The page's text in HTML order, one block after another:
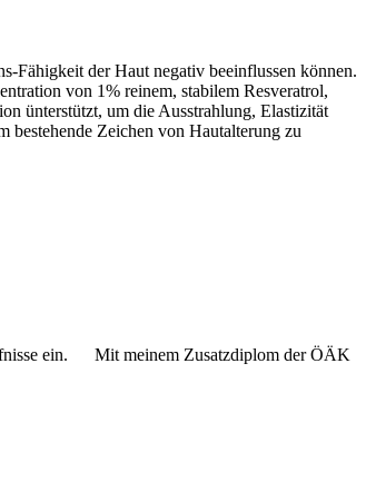
Fähigkeit der Haut negativ beeinflussen können.
von 1% reinem, stabilem Resveratrol,
ünterstützt, um die Ausstrahlung, Elastizität
bestehende Zeichen von Hautalterung zu
ein. Mit meinem Zusatzdiplom der ÖÄK